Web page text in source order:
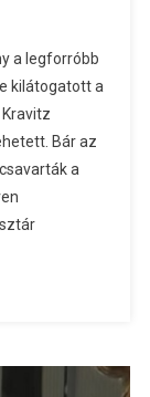
a legforróbb
kilátogatott a
Bár az
a